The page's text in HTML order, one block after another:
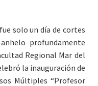
solo un día de cortes
profundamente
Regional Mar del
la inauguración de
Múltiples “Profesor